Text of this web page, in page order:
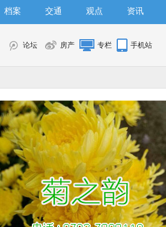
档案 交通 观点 资讯
论坛 房产 专栏 手机站